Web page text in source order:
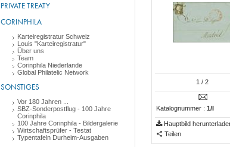
PRIVATE TREATY
CORINPHILA
Karteiregistratur Schweiz
Louis "Karteiregistratur"
Über uns
Team
Corinphila Niederlande
Global Philatelic Network
SONSTIGES
Vor 180 Jahren ...
SBZ-Sonderpostflug - 100 Jahre
Corinphila
100 Jahre Corinphila - Bildergalerie
Wirtschaftsprüfer - Testat
Typentafeln Durheim-Ausgaben
1 / 2
Katalognummer : 1/I
Hauptbild
Teilen